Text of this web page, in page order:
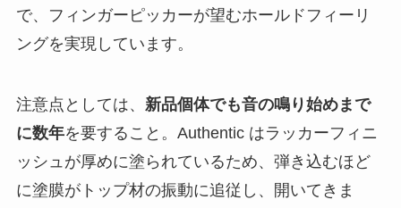
で、フィンガーピッカーが望むホールドフィーリ
ングを実現しています。
注意点としては、 新品個体でも音の鳴り始めまで
に数年を要すること。Authentic はラッカーフィニ
ッシュが厚めに塗られているため、弾き込むほど
に塗膜がトップ材の振動に追従し、開いてきま